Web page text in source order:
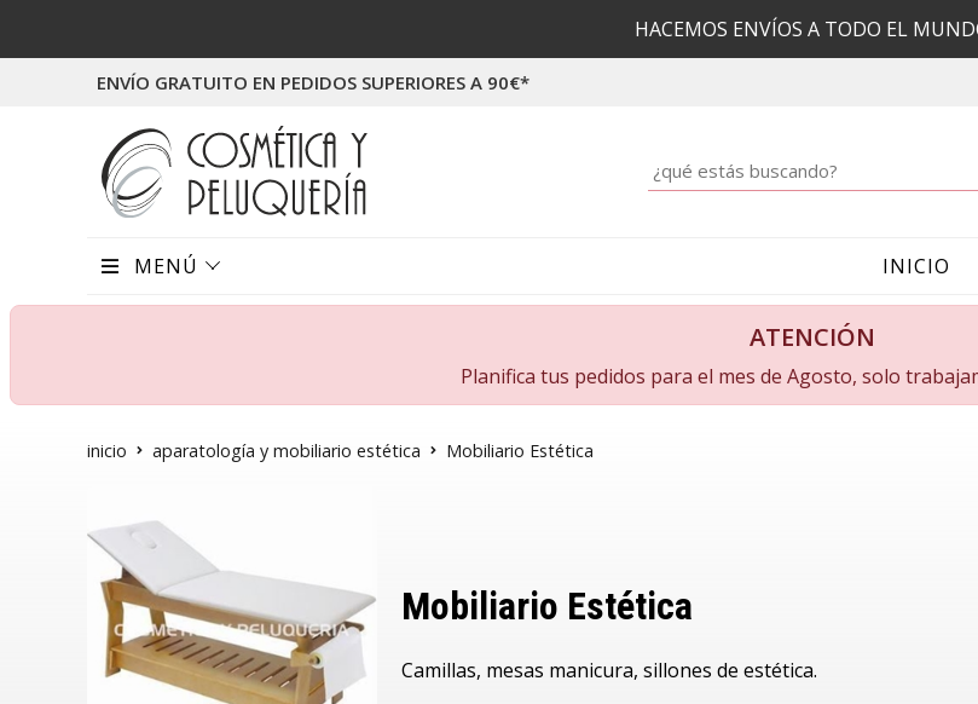
HACEMOS ENVÍOS A TODO EL
ENVÍO GRATUITO EN PEDIDOS SUPERIORES A 90€*
MENÚ INICIO
ATENCIÓN
Planifica tus pedidos para el mes de Agosto, solo
inicio aparatología y mobiliario estética Mobiliario Estética
Mobiliario Estética
Camillas, mesas manicura, sillones de estética.